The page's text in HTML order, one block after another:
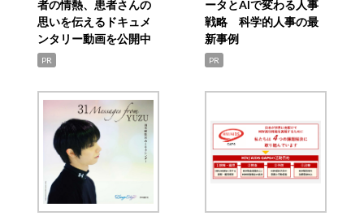
者の情熱、患者さんの
思いを伝えるドキュメ
ンタリー動画を公開中
PR
ータとAIで変わる人事
戦略 科学的人事の最
新事例
PR